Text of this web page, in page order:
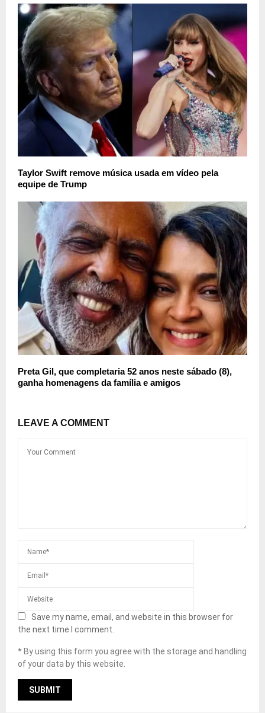
Taylor Swift remove música usada em vídeo pela
equipe de Trump
Preta Gil, que completaria 52 anos neste sábado (8),
ganha homenagens da família e amigos
LEAVE A COMMENT
Save my name, email, and website in this browser for
the next time I comment.
* By using this form you agree with the storage and handling
of your data by this website.